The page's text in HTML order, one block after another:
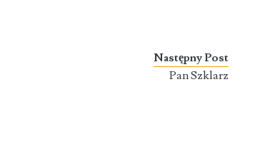
Następny Post
Pan Szklarz